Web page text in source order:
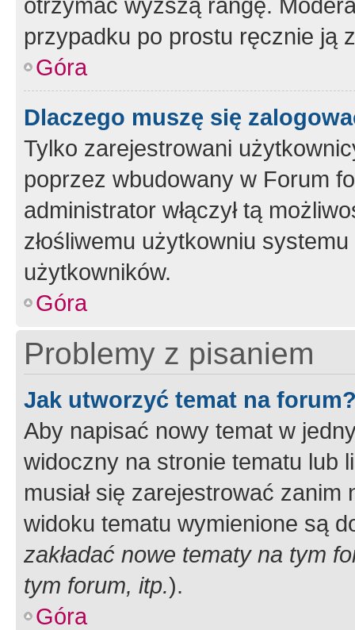
przypadku po prostu ręcznie ją
Góra
Dlaczego muszę się
Tylko zarejestrowani
poprzez wbudowany w Forum
administrator włączył tą
złośliwemu użytkowniu
użytkowników.
Góra
Problemy z pisaniem
Jak utworzyć temat na
Aby napisać nowy temat w
widoczny na stronie tematu lub
musiał się zarejestrować
widoku tematu wymienione są
zakładać nowe tematy na tym
tym forum, itp.).
Góra